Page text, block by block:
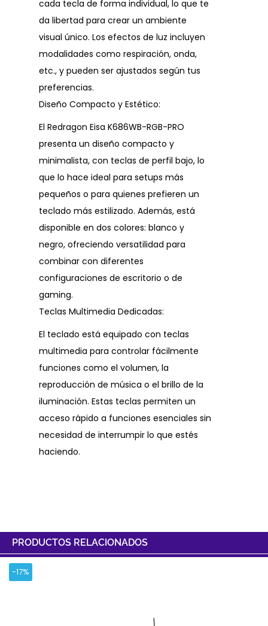
cada tecla de forma individual, lo que te
da libertad para crear un ambiente
visual único. Los efectos de luz incluyen
modalidades como respiración, onda,
etc., y pueden ser ajustados según tus
preferencias.
Diseño Compacto y Estético:
El Redragon Eisa K686WB-RGB-PRO
presenta un diseño compacto y
minimalista, con teclas de perfil bajo, lo
que lo hace ideal para setups más
pequeños o para quienes prefieren un
teclado más estilizado. Además, está
disponible en dos colores: blanco y
negro, ofreciendo versatilidad para
combinar con diferentes
configuraciones de escritorio o de
gaming.
Teclas Multimedia Dedicadas:
El teclado está equipado con teclas
multimedia para controlar fácilmente
funciones como el volumen, la
reproducción de música o el brillo de la
iluminación. Estas teclas permiten un
acceso rápido a funciones esenciales sin
necesidad de interrumpir lo que estés
haciendo.
PRODUCTOS RELACIONADOS
-17%